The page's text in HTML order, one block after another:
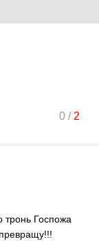
0/ 2
тронь Госпожа